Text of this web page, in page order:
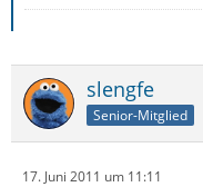
slengfe
Senior-Mitglied
17. Juni 2011 um 11:11